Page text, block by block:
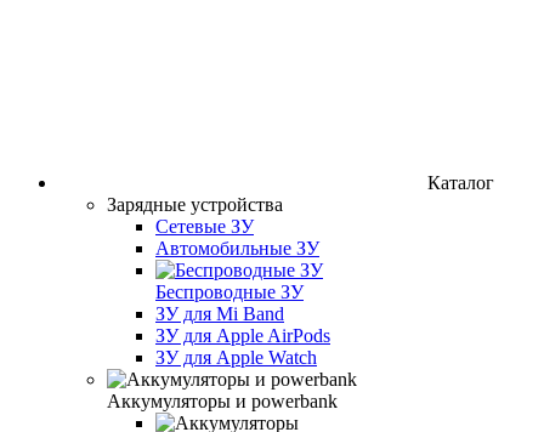
Каталог
Зарядные устройства
Сетевые ЗУ
Автомобильные ЗУ
Беспроводные ЗУ
ЗУ для Mi Band
ЗУ для Apple AirPods
ЗУ для Apple Watch
Аккумуляторы и powerbank